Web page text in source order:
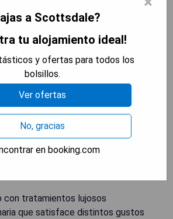
comidas ligeras y cócteles en
gratuito está incluido. Además,
abierto las 24 horas y
para todos los huéspedes. El
Phoenix Sky Harbor se
cerca del centro
con ambiente tropical
con tratamientos lujosos
que satisface distintos gustos
a Scottsdale?
tu alojamiento ideal!
y ofertas para todos los
bolsillos.
Ver ofertas
No, gracias
en booking.com